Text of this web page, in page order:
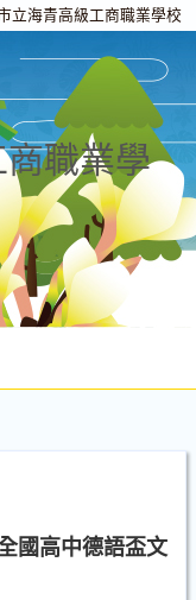
立海青高級工商職業學校
職業學
國高中德語盃文